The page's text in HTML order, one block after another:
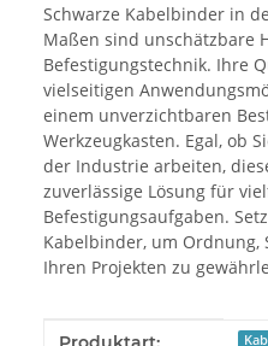
Schwarze Kabelbinder in
Maßen sind unschätzbare
Befestigungstechnik. Ihre
vielseitigen
einem unverzichtbaren
Werkzeugkasten. Egal, ob
der Industrie arbeiten,
zuverlässige Lösung für
Befestigungsaufgaben.
Kabelbinder, um
Ihren Projekten zu
Produkteigenschaft
Wert